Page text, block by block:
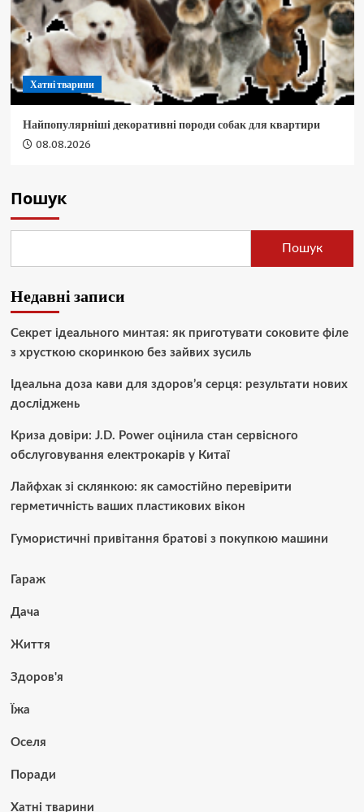
Хатні тварини
Найпопулярніші декоративні породи собак для квартири
08.08.2026
Пошук
Пошук
Недавні записи
Секрет ідеального минтая: як приготувати соковите філе
з хрусткою скоринкою без зайвих зусиль
Ідеальна доза кави для здоров’я серця: результати нових
досліджень
Криза довіри: J.D. Power оцінила стан сервісного
обслуговування електрокарів у Китаї
Лайфхак зі склянкою: як самостійно перевірити
герметичність ваших пластикових вікон
Гумористичні привітання братові з покупкою машини
Гараж
Дача
Життя
Здоров'я
Їжа
Оселя
Поради
Хатні тварини